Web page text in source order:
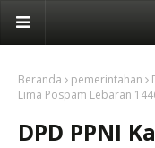
Beranda pemerintahan
Lima Pospam Lebaran
DPD PPNI